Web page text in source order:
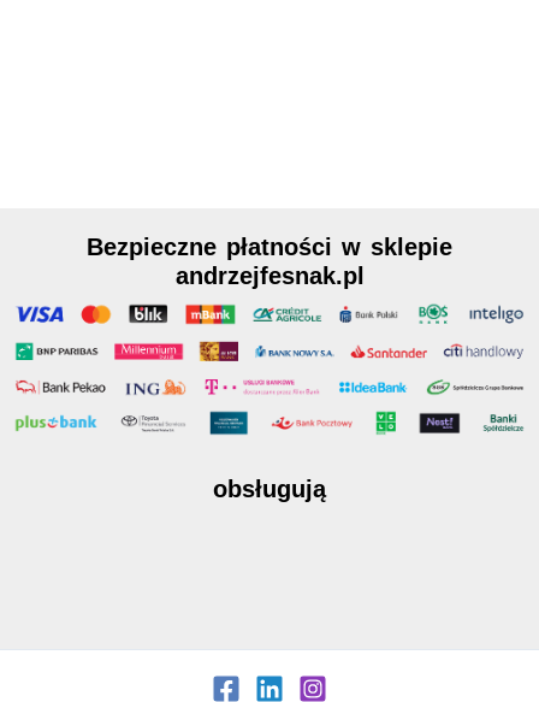
Bezpieczne płatności w sklepie
andrzejfesnak.pl
obsługują